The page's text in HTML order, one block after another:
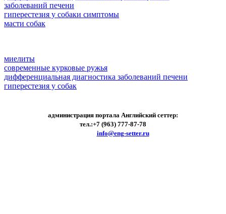
заболеваний печени
гиперестезия у собаки симптомы
масти собак
миелиты
современные курковые ружья
дифференциальная диагностика заболеваний печени
гиперестезия у собак
администрация портала Английский сеттер:
тел.:+7 (963) 777-87-78
info@eng-setter.ru